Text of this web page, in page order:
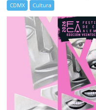
CDMX Cultura